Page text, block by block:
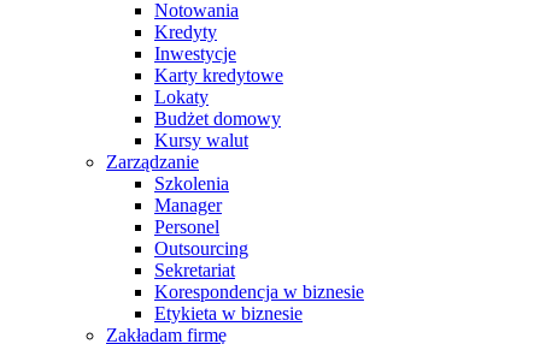
Notowania
Kredyty
Inwestycje
Karty kredytowe
Lokaty
Budżet domowy
Kursy walut
Zarządzanie
Szkolenia
Manager
Personel
Outsourcing
Sekretariat
Korespondencja w biznesie
Etykieta w biznesie
Zakładam firmę